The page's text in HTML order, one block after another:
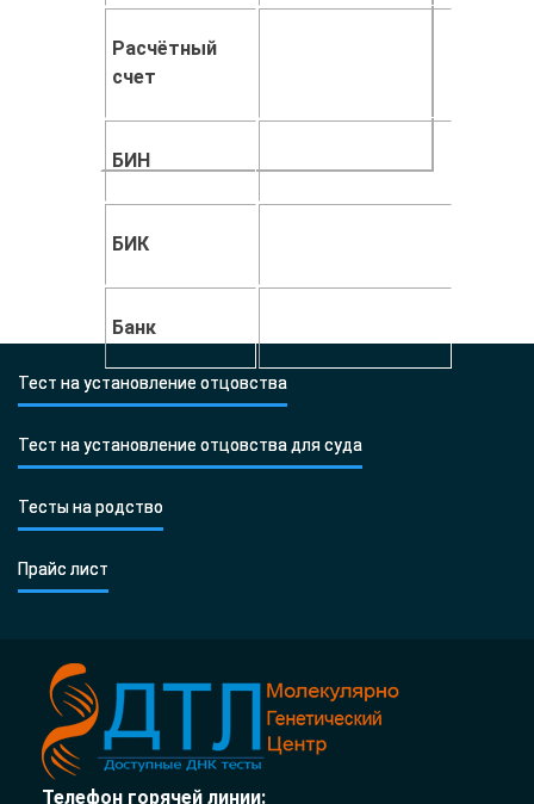
Расчётный
счет
БИН
БИК
Банк
Тест на установление отцовства
Тест на установление отцовства для суда
Тесты на родство
Прайс лист
Телефон горячей линии: